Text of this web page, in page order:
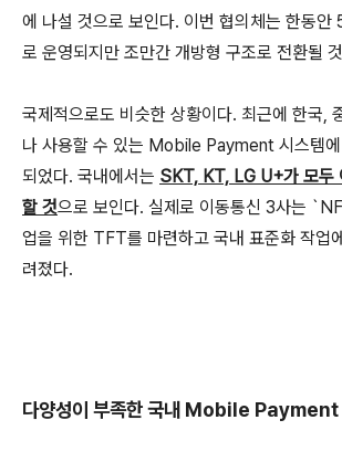
에 나설 것으로 보인다. 이번 협의체는 한동안
로 운영되지만 조만간 개방형 구조로 전환될
국제적으로도 비슷한 상황이다. 최근에 한국,
나 사용할 수 있는 Mobile Payment 시스템
되었다. 국내에서는 SKT, KT, LG U+가 모두
할 것으로 보인다. 실제로 이동통신 3사는
업을 위한 TFT를 마련하고 국내 표준화 작업
려졌다.
다양성이 부족한 국내 Mobile Payment